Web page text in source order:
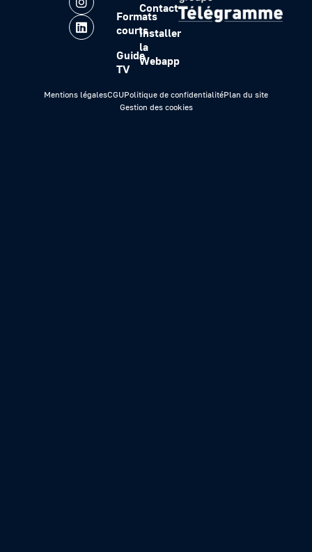
Formats
courts
Guide
TV
Contact
Installer
la
Webapp
Mentions légalesCGUPolitique de confidentialitéPlan du site
Gestion des cookies